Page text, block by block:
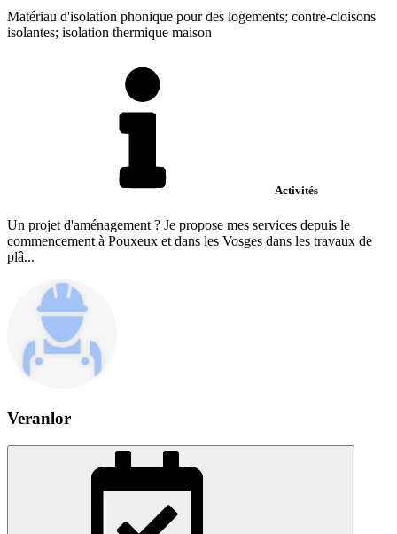
Matériau d'isolation phonique pour des logements; contre-cloisons
isolantes; isolation thermique maison
Activités
Un projet d'aménagement ? Je propose mes services depuis le
commencement à Pouxeux et dans les Vosges dans les travaux de
plâ...
Veranlor